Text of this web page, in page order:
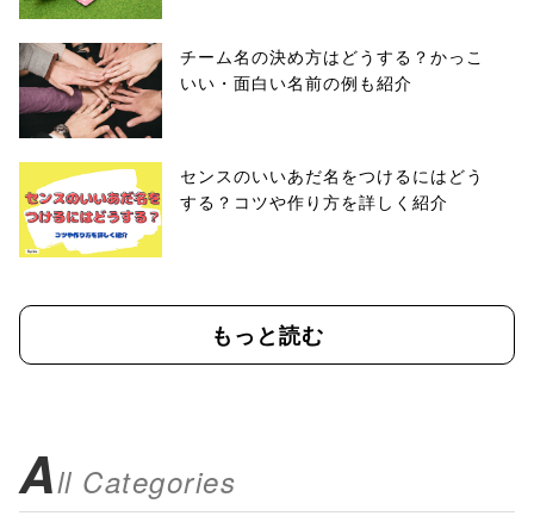
チーム名の決め方はどうする？かっこ
いい・面白い名前の例も紹介
センスのいいあだ名をつけるにはどう
する？コツや作り方を詳しく紹介
もっと読む
All Categories